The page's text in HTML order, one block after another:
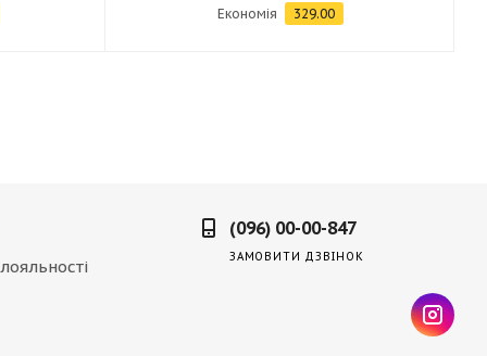
Економія 329.00
(096) 00-00-847
ЗАМОВИТИ ДЗВІНОК